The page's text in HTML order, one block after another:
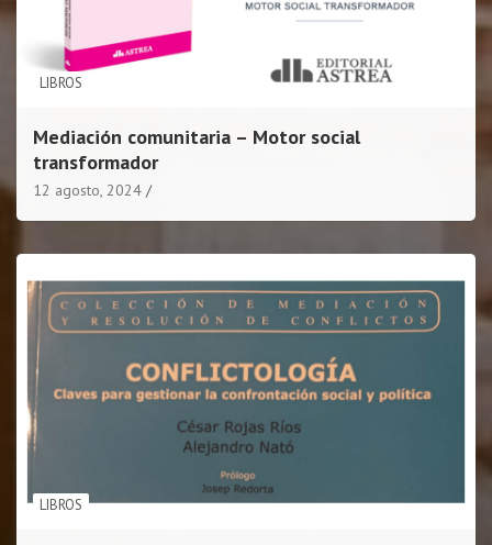
LIBROS
Mediación comunitaria – Motor social
transformador
12 agosto, 2024
LIBROS